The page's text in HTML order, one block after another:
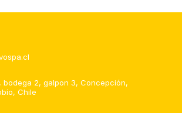
bodega 2, galpon 3, Concepción,
Chile